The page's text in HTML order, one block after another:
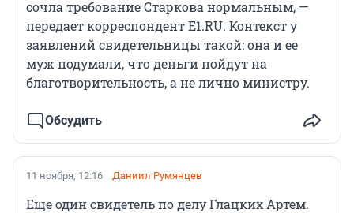
сочла требование Старкова нормальным, —
передает корреспондент E1.RU. Контекст у
заявлений свидетельницы такой: она и ее
муж подумали, что деньги пойдут на
благотворительность, а не лично министру.
Обсудить
11 ноября, 12:16 Даниил Румянцев
Еще один свидетель по делу Глацких Артем.